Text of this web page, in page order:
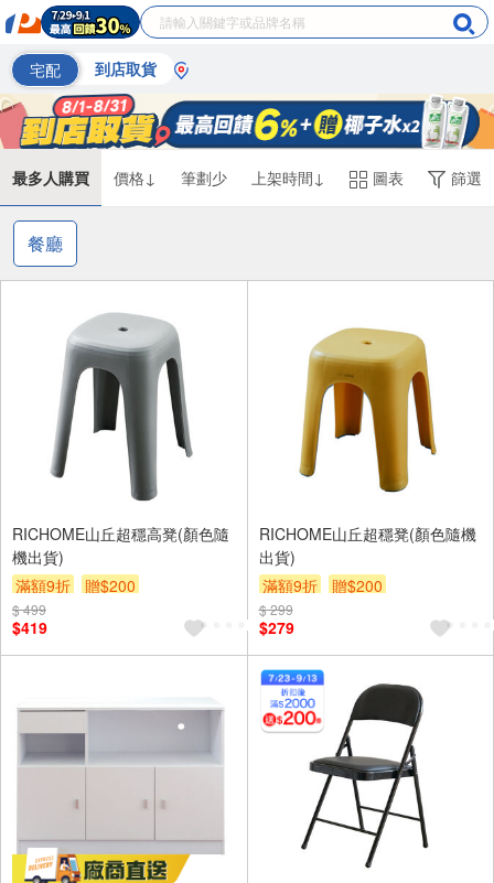
宅配 到店取貨
最多人購買 價格↓ 筆劃少 上架時間↓ 圖表 篩選
餐廳
RICHOME山丘超穩高凳(顏色隨
機出貨)
滿額9折
贈$200
$ 499
$419
RICHOME山丘超穩凳(顏色隨機
出貨)
滿額9折
贈$200
$ 299
$279